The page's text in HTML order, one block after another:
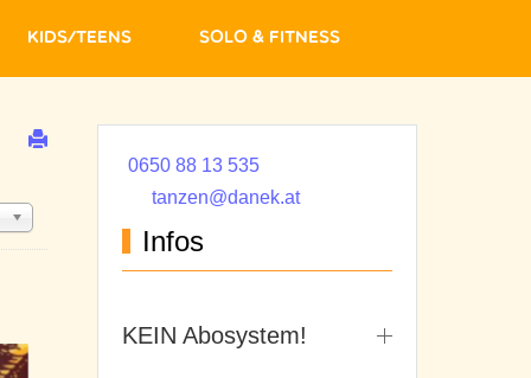
Kids/Teens Solo & Fitness
0650 88 13 535
tanzen@danek.at
Infos
KEIN Abosystem!